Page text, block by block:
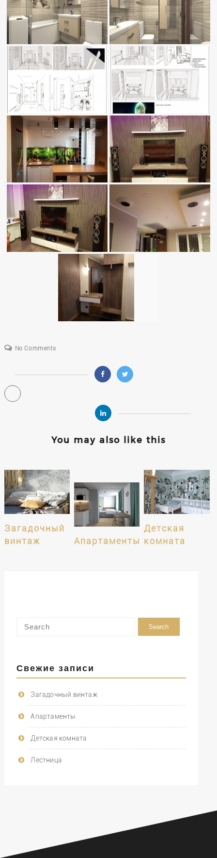
No Comments
You may also like this
Загадочный
винтаж
Апартаменты
Детская
комната
Свежие записи
Загадочный винтаж
Апартаменты
Детская комната
Лестница